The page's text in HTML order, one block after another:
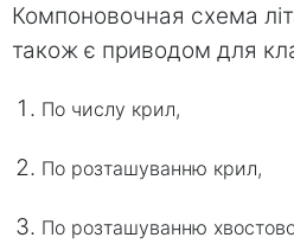
Компоновочная схема
також є приводом для
По числу крил,
По розташуванню крил,
По розташуванню